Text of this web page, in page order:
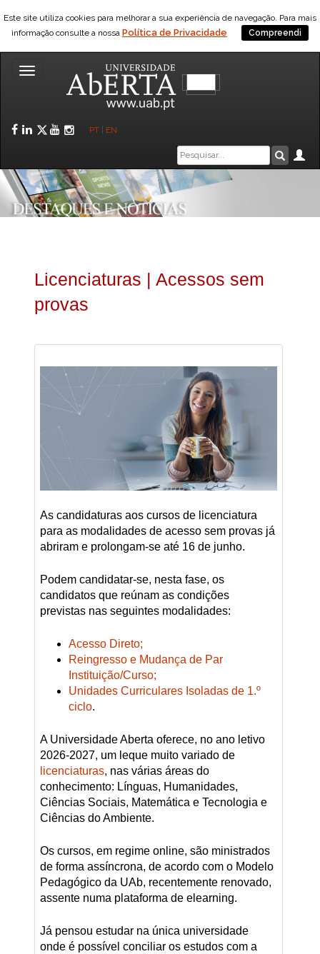
Este site utiliza cookies para melhorar a sua experiência de navegação. Para mais
informação consulte a nossa Política de Privacidade Compreendi
Toggle
Facebook
LinkedIn
Twitter
YouTube
Instagram
PT EN
Caixa
de
pesquisa
Licenciaturas | Acessos sem
provas
As candidaturas aos cursos de licenciatura
para as modalidades de acesso sem provas já
abriram e prolongam-se até 16 de junho.
Podem candidatar-se, nesta fase, os
candidatos que reúnam as condições
previstas nas seguintes modalidades:
Acesso Direto;
Reingresso e Mudança de Par
Instituição/Curso;
Unidades Curriculares Isoladas de 1.º
ciclo.
A Universidade Aberta oferece, no ano letivo
2026-2027, um leque muito variado de
licenciaturas, nas várias áreas do
conhecimento: Línguas, Humanidades,
Ciências Sociais, Matemática e Tecnologia e
Ciências do Ambiente.
Os cursos, em regime online, são ministrados
de forma assíncrona, de acordo com o Modelo
Pedagógico da UAb, recentemente renovado,
assente numa plataforma de elearning.
Já pensou estudar na única universidade
onde é possível conciliar os estudos com a